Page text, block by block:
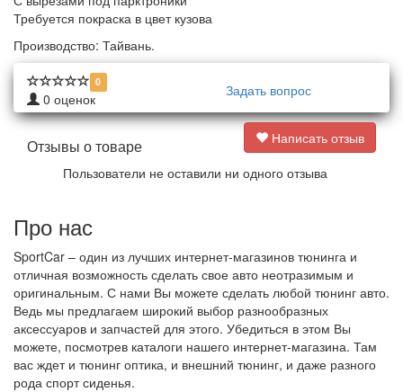
Требуется покраска в цвет кузова
Производство: Тайвань.
0
0 оценок Задать вопрос
Отзывы о товаре
Написать отзыв
Пользователи не оставили ни одного отзыва
Про нас
SportCar – один из лучших интернет-магазинов тюнинга и
отличная возможность сделать свое авто неотразимым и
оригинальным. С нами Вы можете сделать любой тюнинг авто.
Ведь мы предлагаем широкий выбор разнообразных
аксессуаров и запчастей для этого. Убедиться в этом Вы
можете, посмотрев каталоги нашего интернет-магазина. Там
вас ждет и тюнинг оптика, и внешний тюнинг, и даже разного
рода спорт сиденья.